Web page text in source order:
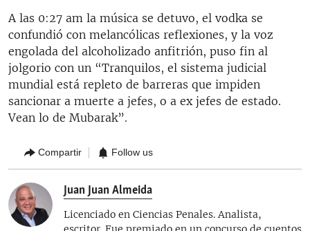
A las 0:27 am la música se detuvo, el vodka se
confundió con melancólicas reflexiones, y la voz
engolada del alcoholizado anfitrión, puso fin al
jolgorio con un “Tranquilos, el sistema judicial
mundial está repleto de barreras que impiden
sancionar a muerte a jefes, o a ex jefes de estado.
Vean lo de Mubarak”.
Compartir Follow us
Juan Juan Almeida
Licenciado en Ciencias Penales. Analista,